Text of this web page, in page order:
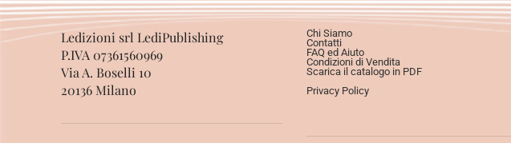
Ledizioni srl LediPublishing
P.IVA 07361560969
Via A. Boselli 10
20136 Milano
Chi Siamo
Contatti
FAQ ed Aiuto
Condizioni di Vendita
Scarica il catalogo in PDF
Privacy Policy